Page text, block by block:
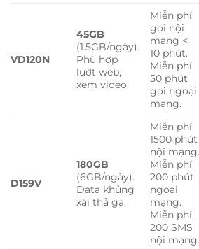
VD120N
45GB
(1.5GB/ngày).
Phù hợp
lướt web,
xem video.
Miễn phí
gọi nội
mạng <
10 phút.
Miễn phí
50 phút
gọi ngoại
mạng.
D159V
180GB
(6GB/ngày).
Data khủng
xài thả ga.
Miễn phí
1500 phút
nội mạng.
Miễn phí
200 phút
ngoại
mạng.
Miễn phí
200 SMS
nội mạng.